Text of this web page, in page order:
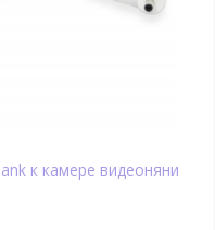
к камере видеоняни